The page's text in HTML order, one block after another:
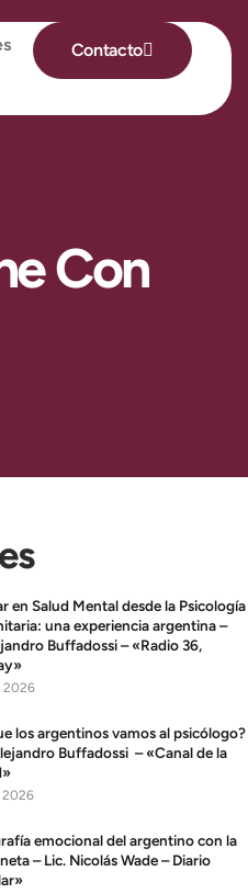
Contacto
Con
en Salud Mental desde la Psicología
una experiencia argentina –
Buffadossi – «Radio 36,
2026
los argentinos vamos al psicólogo?
Buffadossi – «Canal de la
2026
emocional del argentino con la
– Lic. Nicolás Wade – Diario